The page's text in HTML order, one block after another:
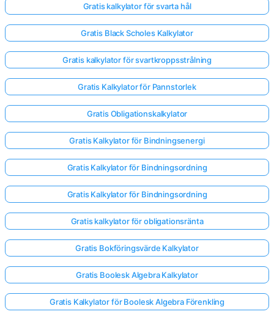
Gratis kalkylator för svarta hål
Gratis Black Scholes Kalkylator
Gratis kalkylator för svartkroppsstrålning
Gratis Kalkylator för Pannstorlek
Gratis Obligationskalkylator
Gratis Kalkylator för Bindningsenergi
Gratis Kalkylator för Bindningsordning
Gratis Kalkylator för Bindningsordning
Gratis kalkylator för obligationsränta
Gratis Bokföringsvärde Kalkylator
Gratis Boolesk Algebra Kalkylator
Gratis Kalkylator för Boolesk Algebra Förenkling